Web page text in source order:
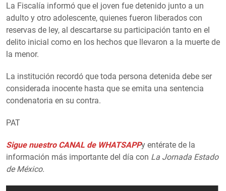
La Fiscalía informó que el joven fue detenido junto a un
adulto y otro adolescente, quienes fueron liberados con
reservas de ley, al descartarse su participación tanto en el
delito inicial como en los hechos que llevaron a la muerte de
la menor.
La institución recordó que toda persona detenida debe ser
considerada inocente hasta que se emita una sentencia
condenatoria en su contra.
PAT
Sigue nuestro CANAL de WHATSAPPy entérate de la
información más importante del día con La Jornada Estado
de México.